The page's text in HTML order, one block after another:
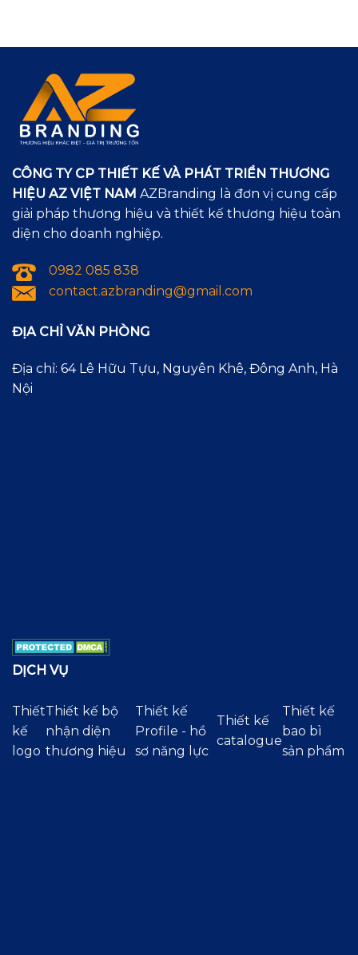
CÔNG TY CP THIẾT KẾ VÀ PHÁT TRIỂN THƯƠNG
HIỆU AZ VIỆT NAM AZBranding là đơn vị cung cấp
giải pháp thương hiệu và thiết kế thương hiệu toàn
diện cho doanh nghiệp.
0982 085 838
contact.azbranding@gmail.com
ĐỊA CHỈ VĂN PHÒNG
Địa chỉ: 64 Lê Hữu Tựu, Nguyên Khê, Đông Anh, Hà
Nội
DỊCH VỤ
Thiết
kế
logo
Thiết kế bộ
nhận diện
thương hiệu
Thiết kế
Profile - hồ
sơ năng lực
Thiết kế
catalogue
Thiết kế
bao bì
sản phẩm